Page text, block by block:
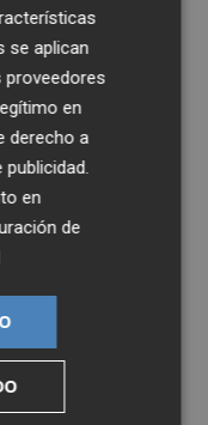
se aplican
proveedores
en
derecho a
publicidad
en
de